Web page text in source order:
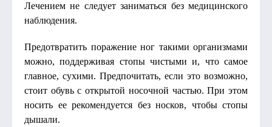
Лечением не следует заниматься без медицинского
наблюдения.
Предотвратить поражение ног такими организмами
можно, поддерживая стопы чистыми и, что самое
главное, сухими. Предпочитать, если это возможно,
стоит обувь с открытой носочной частью. При этом
носить ее рекомендуется без носков, чтобы стопы
дышали.